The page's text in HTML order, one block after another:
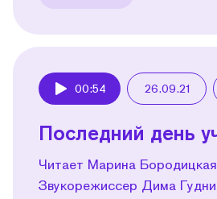
00:54 26.09.21
Последний день
Читает Марина Бородицкая
Звукорежиссер Дима